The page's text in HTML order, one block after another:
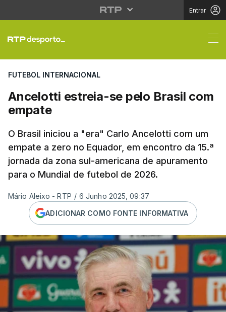
Entrar
Ancelotti estreia-se
FUTEBOL INTERNACIONAL
Ancelotti estreia-se pelo Brasil com
empate
O Brasil iniciou a "era" Carlo Ancelotti com um
empate a zero no Equador, em encontro da 15.ª
jornada da zona sul-americana de apuramento
para o Mundial de futebol de 2026.
Mário Aleixo - RTP / 6 Junho 2025, 09:37
ADICIONAR COMO FONTE INFORMATIVA